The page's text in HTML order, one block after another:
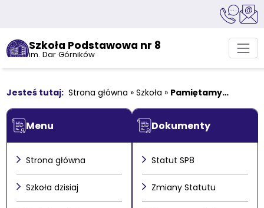
Szkoła Podstawowa nr 8
im. Dar Górników
Strona główna » Szkoła » Pamiętamy…
Menu
Strona główna
Szkoła dzisiaj
Dokumenty
Statut SP8
Zmiany Statutu